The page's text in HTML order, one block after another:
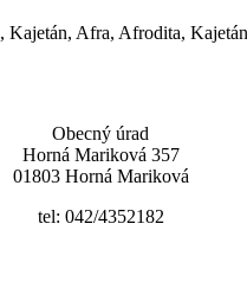
, Kajetán, Afra, Afrodita,
Obecný úrad
Horná Mariková 357
01803 Horná Mariková
tel: 042/4352182